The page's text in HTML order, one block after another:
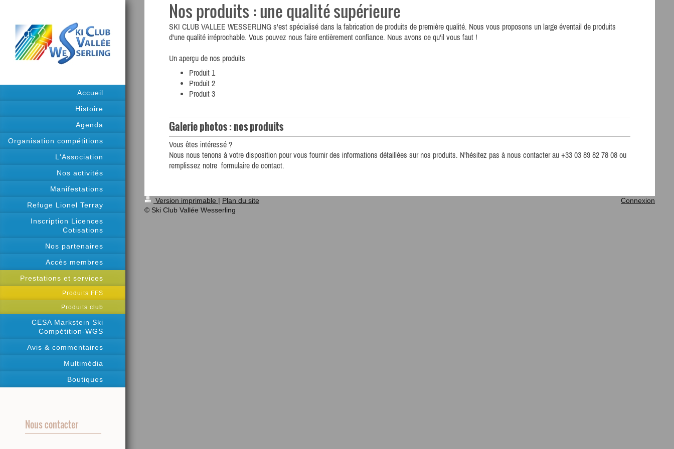
Accueil
Histoire
Agenda
Organisation compétitions
L'Association
Nos activités
Manifestations
Refuge Lionel Terray
Inscription Licences
Cotisations
Nos partenaires
Accès membres
Prestations et services
Produits FFS
Produits club
CESA Markstein Ski
Compétition-WGS
Avis & commentaires
Multimédia
Boutiques
Nous contacter
Nos produits : une qualité supérieure
SKI CLUB VALLEE WESSERLING s'est spécialisé dans la fabrication de produits de première qualité. Nous vous proposons un large éventail de produits
d'une qualité irréprochable. Vous pouvez nous faire entièrement confiance. Nous avons ce qu'il vous faut !
Un aperçu de nos produits
Produit 1
Produit 2
Produit 3
Galerie photos : nos produits
Vous êtes intéressé ?
Nous nous tenons à votre disposition pour vous fournir des informations détaillées sur nos produits. N'hésitez pas à nous contacter au +33 03 89 82 78 08 ou
remplissez notre formulaire de contact.
Version imprimable | Plan du site
© Ski Club Vallée Wesserling
Connexion